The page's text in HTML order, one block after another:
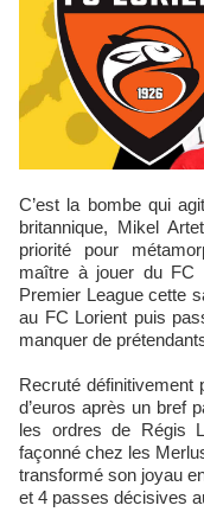
C’est la bombe qui agite le nord de Londres. Selon la presse
britannique, Mikel
priorité pour
maître à jouer du FC
Premier League cette
au FC Lorient puis
manquer de
Recruté définitivement
d’euros après un bref
les ordres de Régis
façonné chez les
transformé son joyau
et 4 passes décisives